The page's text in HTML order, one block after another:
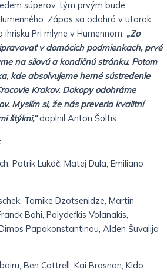
súperov, tým prvým bude
Zápas sa odohrá v utorok
Pri mlyne v Humennom. „Zo
v domácich podmienkach, prvé
na silovú a kondičnú stránku. Potom
kde absolvujeme herné sústredenie
Krakov. Dokopy odohráme
Myslím si, že nás preveria kvalitní
štýlmi,“ doplnil Anton Šoltis.
Patrik Lukáč, Matej Dula, Emiliano
Tornike Dzotsenidze, Martin
Bahi, Polydefkis Volanakis,
Papakonstantinou, Alden Šuvalija
Ben Cottrell, Kai Brosnan, Kido